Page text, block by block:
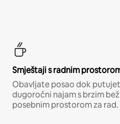
Smještaji s radnim
Obavljate posao dok
dugoročni najam s brzim
posebnim prostorom za rad.